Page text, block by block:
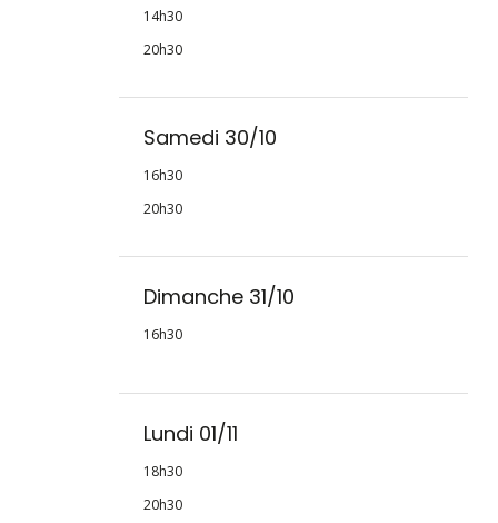
14h30
20h30
Samedi 30/10
16h30
20h30
Dimanche 31/10
16h30
Lundi 01/11
18h30
20h30